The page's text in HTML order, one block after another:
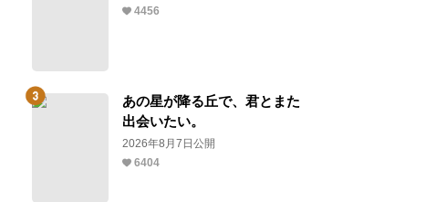
4456
あの星が降る丘で、君とまた
出会いたい。
2026年8月7日公開
6404